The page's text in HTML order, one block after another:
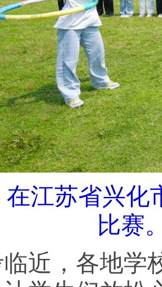
在江苏省兴化
比赛
，各地学校